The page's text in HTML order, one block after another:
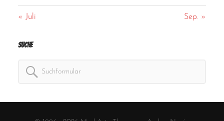
« Juli Sep. »
Suche
Search